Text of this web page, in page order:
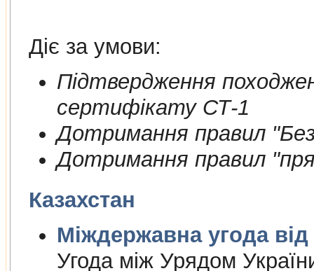
Діє за умови:
Пiдтвердження
сертифiкату СТ-1
Дотримання правил
Дотримання правил
Казахстан
Угода між Урядом